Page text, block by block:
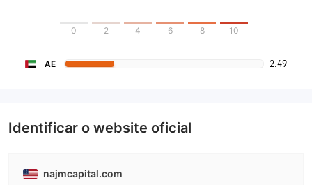
0 2 4 6 8 10
AE 2.49
Identificar o website oficial
najmcapital.com